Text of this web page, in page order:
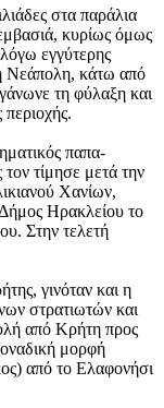
στα παράλια
κυρίως όμως
εγγύτερης
Νεάπολη, κάτω από
τη φύλαξη και
παπα-
τίμησε μετά την
Χανίων,
Ηρακλείου το
Στην τελετή
γινόταν και η
στρατιωτών και
από Κρήτη προς
μορφή
από το Ελαφονήσι